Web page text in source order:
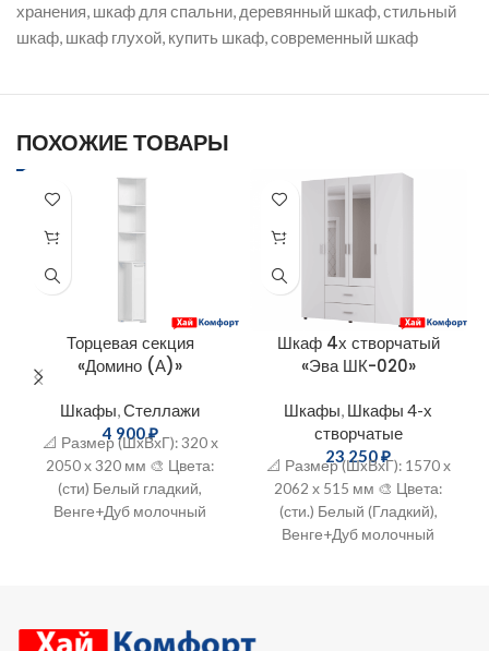
хранения, шкаф для спальни, деревянный шкаф, стильный
шкаф, шкаф глухой, купить шкаф, современный шкаф
ПОХОЖИЕ ТОВАРЫ
Торцевая секция
«Домино (А)»
Шкафы,Стеллажи
4 900₽
📐 Размер (ШxВхГ): 320 х
2050 х 320 мм 🎨 Цвета:
(сти) Белый гладкий,
Венге+Дуб молочный
Шкаф 4х створчатый
«Эва ШК-020»
Шкафы, Шкафы 4-х
створчатые
23 250₽
📐 Размер (ШxВхГ): 1570 х
2062 х 515 мм 🎨 Цвета:
(сти.) Белый (Гладкий),
Венге+Дуб молочный